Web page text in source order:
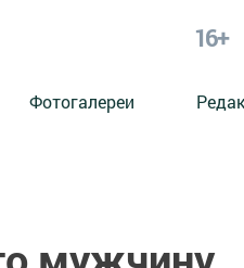
16+
Фотогалереи